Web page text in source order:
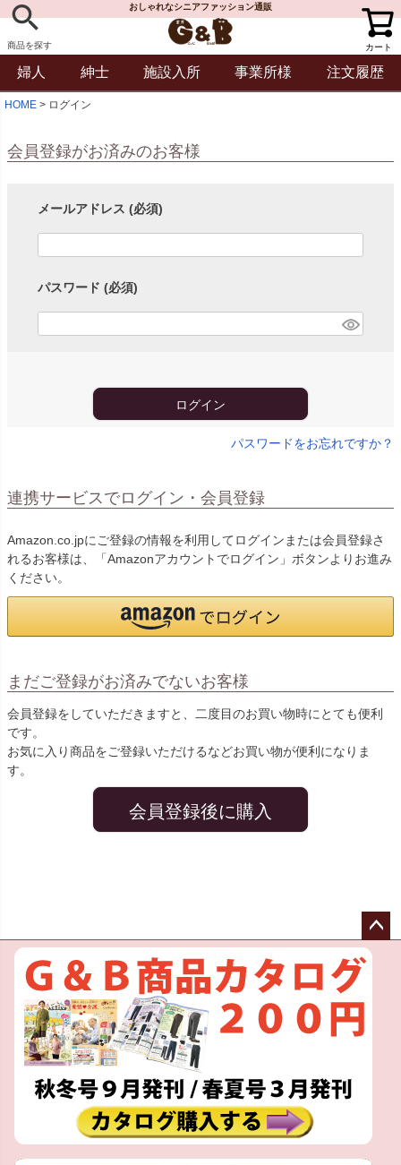
商品を探す
おしゃれなシニアファッション通販
カート
婦人 紳士 施設入所 事業所様 注文履歴
HOME ログイン
会員登録がお済みのお客様
メールアドレス (必須)
パスワード (必須)
ログイン
パスワードをお忘れですか？
連携サービスでログイン・会員登録
Amazon.co.jpにご登録の情報を利用してログインまたは会員登録さ
れるお客様は、「Amazonアカウントでログイン」ボタンよりお進み
ください。
まだご登録がお済みでないお客様
会員登録をしていただきますと、二度目のお買い物時にとても便利
です。
お気に入り商品をご登録いただけるなどお買い物が便利になりま
す。
会員登録後に購入
ペー
へ